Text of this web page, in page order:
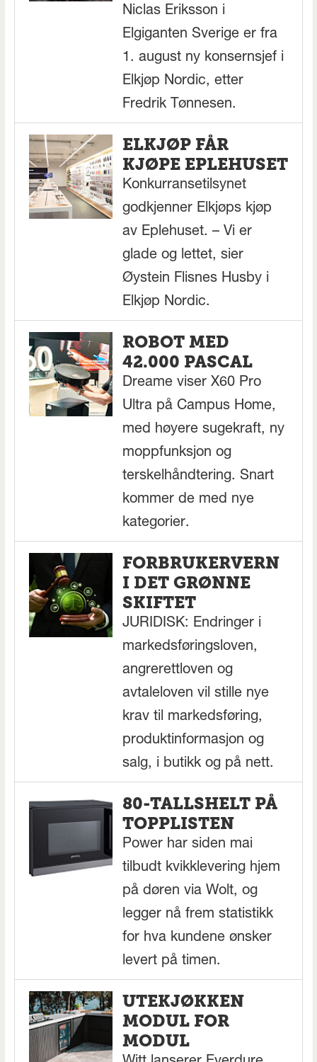
Niclas Eriksson i
Elgiganten Sverige er fra
1. august ny konsernsjef i
Elkjøp Nordic, etter
Fredrik Tønnesen.
ELKJØP FÅR
KJØPE EPLEHUSET
Konkurransetilsynet
godkjenner Elkjøps kjøp
av Eplehuset. – Vi er
glade og lettet, sier
Øystein Flisnes Husby i
Elkjøp Nordic.
ROBOT MED
42.000 PASCAL
Dreame viser X60 Pro
Ultra på Campus Home,
med høyere sugekraft, ny
moppfunksjon og
terskelhåndtering. Snart
kommer de med nye
kategorier.
FORBRUKERVERN
I DET GRØNNE
SKIFTET
JURIDISK: Endringer i
markedsføringsloven,
angrerettloven og
avtaleloven vil stille nye
krav til markedsføring,
produktinformasjon og
salg, i butikk og på nett.
80-TALLSHELT PÅ
TOPPLISTEN
Power har siden mai
tilbudt kvikklevering hjem
på døren via Wolt, og
legger nå frem statistikk
for hva kundene ønsker
levert på timen.
UTEKJØKKEN
MODUL FOR
MODUL